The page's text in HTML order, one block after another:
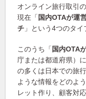
オンライン旅行取引
現在「 国内OTAが運
チ 」という4つのタイ
このうち「 国内OTA
庁または都道府県）
の多くは日本での旅
ような情報をどのよ
レット作り、顧客対